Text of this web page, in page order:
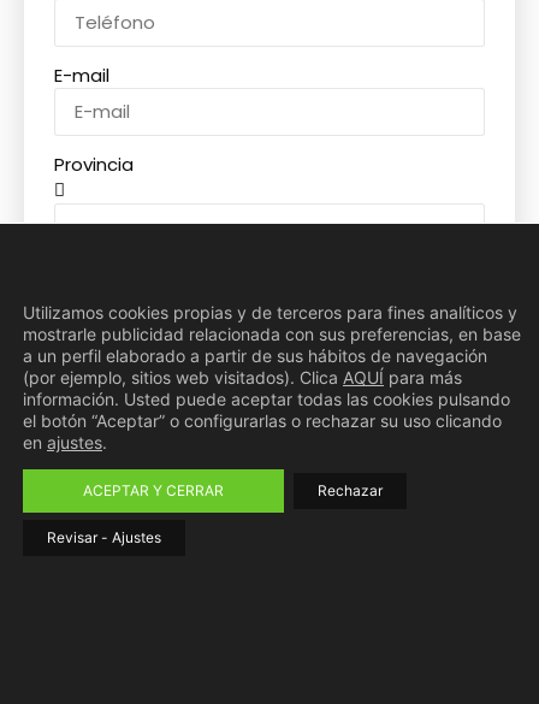
E-mail
Provincia
LOPD
He leido y acepto la Política de Privacidad
Utilizamos cookies propias y de terceros para fines analíticos y
mostrarle publicidad relacionada con sus preferencias, en base
a un perfil elaborado a partir de sus hábitos de navegación
(por ejemplo, sitios web visitados). Clica AQUÍ para más
información. Usted puede aceptar todas las cookies pulsando
el botón “Aceptar” o configurarlas o rechazar su uso clicando
en ajustes.
ACEPTAR Y CERRAR Rechazar
Revisar - Ajustes